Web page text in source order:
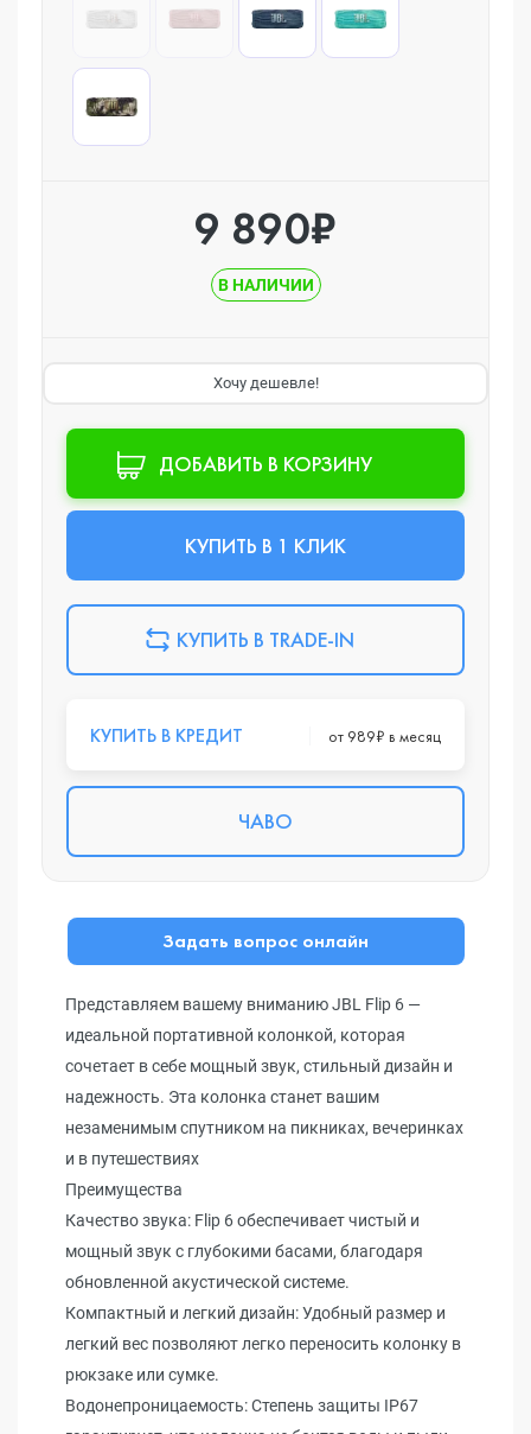
9 890₽
В НАЛИЧИИ
Хочу дешевле!
ДОБАВИТЬ В КОРЗИНУ
КУПИТЬ В 1 КЛИК
КУПИТЬ В TRADE-IN
КУПИТЬ В КРЕДИТ от 989₽ в месяц
ЧАВО
Задать вопрос онлайн
Представляем вашему вниманию JBL Flip 6 —
идеальной портативной колонкой, которая
сочетает в себе мощный звук, стильный дизайн и
надежность. Эта колонка станет вашим
незаменимым спутником на пикниках, вечеринках
и в путешествиях
Преимущества
Качество звука: Flip 6 обеспечивает чистый и
мощный звук с глубокими басами, благодаря
обновленной акустической системе.
Компактный и легкий дизайн: Удобный размер и
легкий вес позволяют легко переносить колонку в
рюкзаке или сумке.
Водонепроницаемость: Степень защиты IP67